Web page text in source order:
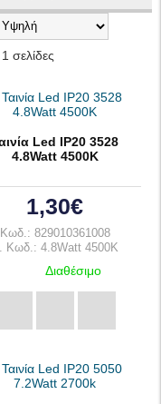
σελίδες
Led IP20 3528
4.8Watt 4500K
1,30€
Κωδ.: 829010361008
Κωδ.: 4.8Watt 4500K
Διαθέσιμο